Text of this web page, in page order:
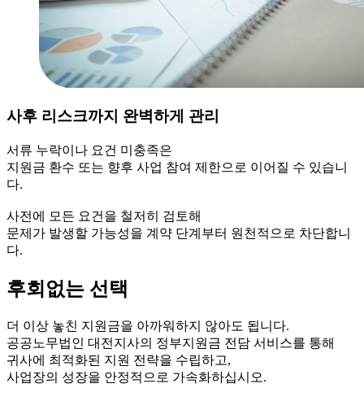
사후 리스크까지 완벽하게 관리
서류 누락이나 요건 미충족은
지원금 환수 또는 향후 사업 참여 제한으로 이어질 수 있습니
다.
사전에 모든 요건을 철저히 검토해
문제가 발생할 가능성을 계약 단계부터 원천적으로 차단합니
다.
후회없는 선택
더 이상 놓친 지원금을 아까워하지 않아도 됩니다.
공공노무법인 대전지사의 정부지원금 전담 서비스를 통해
귀사에 최적화된 지원 전략을 수립하고,
사업장의 성장을 안정적으로 가속화하십시오.